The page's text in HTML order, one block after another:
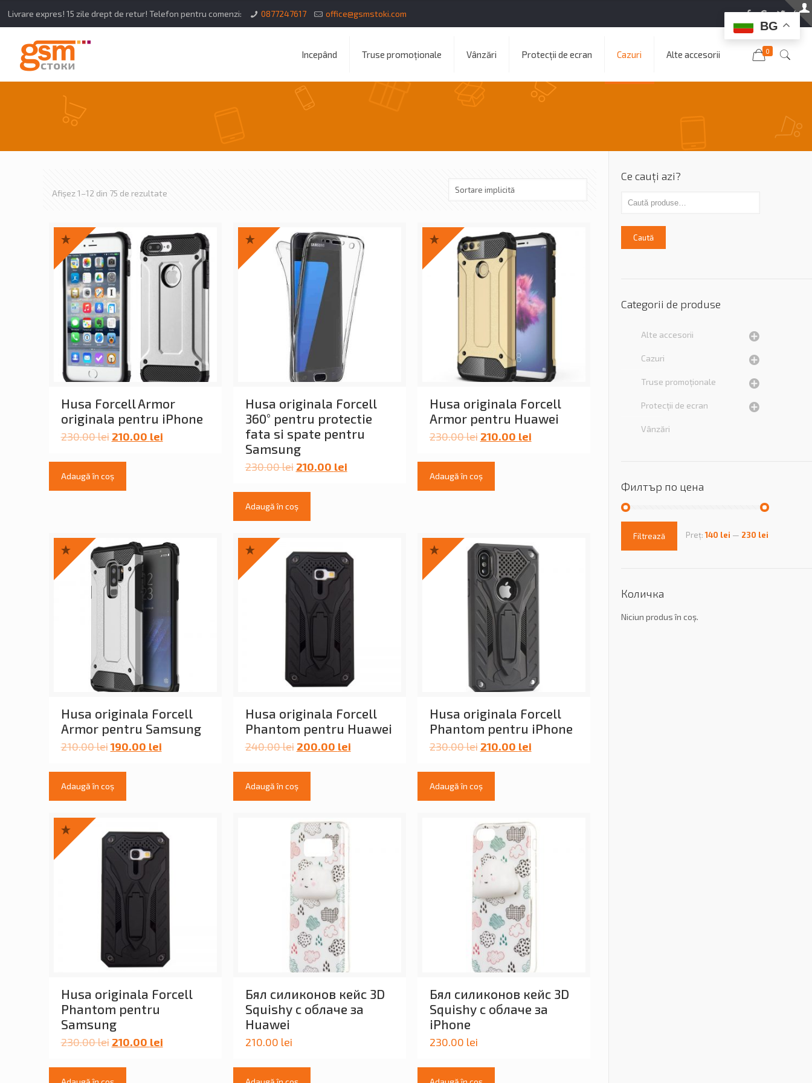
Livrare expres! 15 zile drept de retur! Telefon pentru comenzi: 0877247617 office@gsmstoki.com
Incepând Truse promoționale Vânzări Protecții de ecran Cazuri Alte accesorii 0
Afișez 1–12 din 75 de rezultate
Husa Forcell Armor
originala pentru iPhone
230.00lei 210.00 lei
Adaugă în coș
Husa originala Forcell
360° pentru protectie
fata si spate pentru
Samsung
230.00lei 210.00 lei
Adaugă în coș
Husa originala Forcell
Armor pentru Huawei
230.00lei 210.00 lei
Adaugă în coș
Husa originala Forcell
Armor pentru Samsung
210.00lei 190.00 lei
Adaugă în coș
Husa originala Forcell
Phantom pentru Huawei
240.00lei 200.00 lei
Adaugă în coș
Husa originala Forcell
Phantom pentru iPhone
230.00lei 210.00 lei
Adaugă în coș
Husa originala Forcell
Phantom pentru
Samsung
230.00lei 210.00 lei
Бял силиконов кейс 3D
Squishy с облаче за
Huawei
210.00 lei
Бял силиконов кейс 3D
Squishy с облаче за
iPhone
230.00 lei
Ce cauți azi?
Caută
Categorii de produse
Alte accesorii
Cazuri
Truse promoționale
Protecții de ecran
Vânzări
Филтър по цена
Filtrează Preț:140 lei — 230 lei
Количка
Niciun produs în coș.
BG